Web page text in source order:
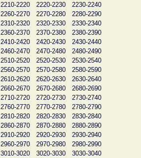
2210-2220 2220-2230
2230-2240
2260-2270 2270-2280
2280-2290
2310-2320 2320-2330
2330-2340
2360-2370 2370-2380
2380-2390
2410-2420 2420-2430
2430-2440
2460-2470 2470-2480
2480-2490
2510-2520 2520-2530
2530-2540
2560-2570 2570-2580
2580-2590
2610-2620 2620-2630
2630-2640
2660-2670 2670-2680
2680-2690
2710-2720 2720-2730
2730-2740
2760-2770 2770-2780
2780-2790
2810-2820 2820-2830
2830-2840
2860-2870 2870-2880
2880-2890
2910-2920 2920-2930
2930-2940
2960-2970 2970-2980
2980-2990
3010-3020 3020-3030
3030-3040